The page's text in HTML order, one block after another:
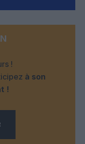
!
à son
!